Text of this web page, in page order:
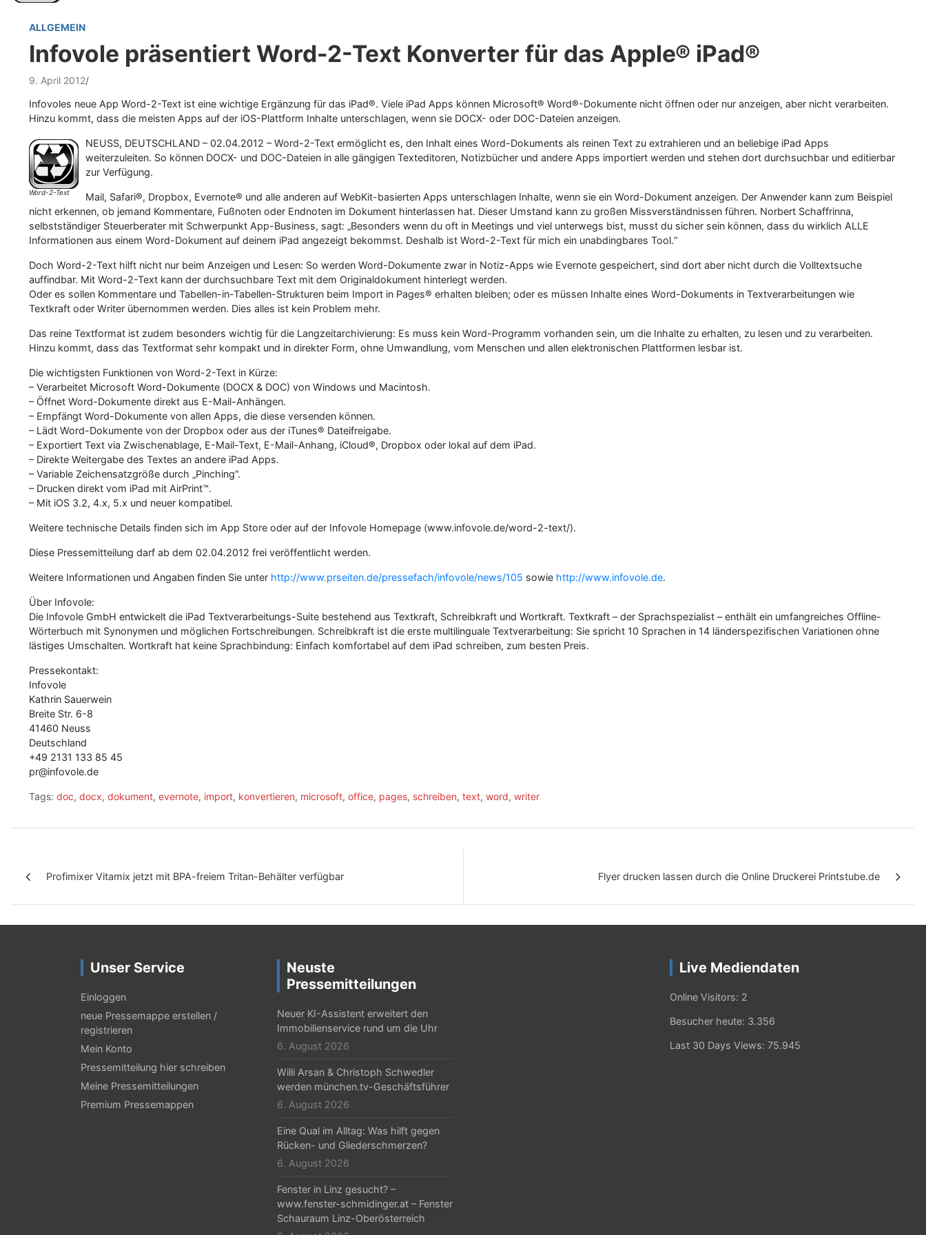
ALLGEMEIN
Infovole präsentiert Word-2-Text Konverter für das Apple® iPad®
9. April 2012
Infovoles neue App Word-2-Text ist eine wichtige Ergänzung für das iPad®. Viele iPad Apps können Microsoft® Word®-Dokumente nicht öffnen oder nur anzeigen, aber nicht verarbeiten.
Hinzu kommt, dass die meisten Apps auf der iOS-Plattform Inhalte unterschlagen, wenn sie DOCX- oder DOC-Dateien anzeigen.
Word-2-Text
NEUSS, DEUTSCHLAND – 02.04.2012 – Word-2-Text ermöglicht es, den Inhalt eines Word-Dokuments als reinen Text zu extrahieren und an beliebige iPad Apps
weiterzuleiten. So können DOCX- und DOC-Dateien in alle gängigen Texteditoren, Notizbücher und andere Apps importiert werden und stehen dort durchsuchbar und editierbar
zur Verfügung.
Mail, Safari®, Dropbox, Evernote® und alle anderen auf WebKit-basierten Apps unterschlagen Inhalte, wenn sie ein Word-Dokument anzeigen. Der Anwender kann zum Beispiel
nicht erkennen, ob jemand Kommentare, Fußnoten oder Endnoten im Dokument hinterlassen hat. Dieser Umstand kann zu großen Missverständnissen führen. Norbert Schaffrinna,
selbstständiger Steuerberater mit Schwerpunkt App-Business, sagt: „Besonders wenn du oft in Meetings und viel unterwegs bist, musst du sicher sein können, dass du wirklich ALLE
Informationen aus einem Word-Dokument auf deinem iPad angezeigt bekommst. Deshalb ist Word-2-Text für mich ein unabdingbares Tool.“
Doch Word-2-Text hilft nicht nur beim Anzeigen und Lesen: So werden Word-Dokumente zwar in Notiz-Apps wie Evernote gespeichert, sind dort aber nicht durch die Volltextsuche
auffindbar. Mit Word-2-Text kann der durchsuchbare Text mit dem Originaldokument hinterlegt werden.
Oder es sollen Kommentare und Tabellen-in-Tabellen-Strukturen beim Import in Pages® erhalten bleiben; oder es müssen Inhalte eines Word-Dokuments in Textverarbeitungen wie
Textkraft oder Writer übernommen werden. Dies alles ist kein Problem mehr.
Das reine Textformat ist zudem besonders wichtig für die Langzeitarchivierung: Es muss kein Word-Programm vorhanden sein, um die Inhalte zu erhalten, zu lesen und zu verarbeiten.
Hinzu kommt, dass das Textformat sehr kompakt und in direkter Form, ohne Umwandlung, vom Menschen und allen elektronischen Plattformen lesbar ist.
Die wichtigsten Funktionen von Word-2-Text in Kürze:
– Verarbeitet Microsoft Word-Dokumente (DOCX & DOC) von Windows und Macintosh.
– Öffnet Word-Dokumente direkt aus E-Mail-Anhängen.
– Empfängt Word-Dokumente von allen Apps, die diese versenden können.
– Lädt Word-Dokumente von der Dropbox oder aus der iTunes® Dateifreigabe.
– Exportiert Text via Zwischenablage, E-Mail-Text, E-Mail-Anhang, iCloud®, Dropbox oder lokal auf dem iPad.
– Direkte Weitergabe des Textes an andere iPad Apps.
– Variable Zeichensatzgröße durch „Pinching“.
– Drucken direkt vom iPad mit AirPrint™.
– Mit iOS 3.2, 4.x, 5.x und neuer kompatibel.
Weitere technische Details finden sich im App Store oder auf der Infovole Homepage (www.infovole.de/word-2-text/).
Diese Pressemitteilung darf ab dem 02.04.2012 frei veröffentlicht werden.
Weitere Informationen und Angaben finden Sie unter http://www.prseiten.de/pressefach/infovole/news/105 sowie http://www.infovole.de.
Über Infovole:
Die Infovole GmbH entwickelt die iPad Textverarbeitungs-Suite bestehend aus Textkraft, Schreibkraft und Wortkraft. Textkraft – der Sprachspezialist – enthält ein umfangreiches Offline-
Wörterbuch mit Synonymen und möglichen Fortschreibungen. Schreibkraft ist die erste multilinguale Textverarbeitung: Sie spricht 10 Sprachen in 14 länderspezifischen Variationen ohne
lästiges Umschalten. Wortkraft hat keine Sprachbindung: Einfach komfortabel auf dem iPad schreiben, zum besten Preis.
Pressekontakt:
Infovole
Kathrin Sauerwein
Breite Str. 6-8
41460 Neuss
Deutschland
+49 2131 133 85 45
pr@infovole.de
Tags: doc, docx, dokument, evernote, import, konvertieren, microsoft, office, pages, schreiben, text, word, writer
i
t
Profimixer Vitamix jetzt mit BPA-freiem Tritan-Behälter verfügbar Flyer drucken lassen durch die Online Druckerei Printstube.de
Unser Service
Einloggen
neue Pressemappe erstellen /
registrieren
Mein Konto
Pressemitteilung hier schreiben
Meine Pressemitteilungen
Premium Pressemappen
Neuste
Pressemitteilungen
Neuer KI-Assistent erweitert den
Immobilienservice rund um die Uhr
6. August 2026
Willi Arsan & Christoph Schwedler
werden münchen.tv-Geschäftsführer
6. August 2026
Eine Qual im Alltag: Was hilft gegen
Rücken- und Gliederschmerzen?
6. August 2026
Fenster in Linz gesucht? –
www.fenster-schmidinger.at – Fenster
Schauraum Linz-Oberösterreich
Live Mediendaten
Online Visitors: 2
Besucher heute: 3.356
Last 30 Days Views: 75.945